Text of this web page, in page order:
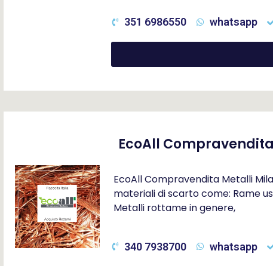
351 6986550 whatsapp
EcoAll
EcoAll Compravendita Metalli
materiali di scarto come: Rame
Metalli rottame in genere,
340 7938700 whatsapp